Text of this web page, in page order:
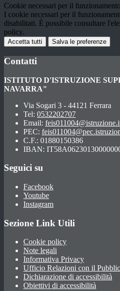
Cookie necessari per il funzionamento
I cookie necessari per il
disabilitati. È possibile consultare
policy.
Accetta tutti Salva le preferenze
Contatti
ISTITUTO D'ISTRUZIONE
NAVARRA"
Via Sogari 3 - 44121 Ferrara
Tel: 0532202707
Email:
PEC:
C.F.: 01880150386
IBAN:
Seguici su
Facebook
Youtube
Instagram
Sezione Link Utili
Cookie policy
Note legali
Informativa Privacy
Ufficio Relazioni con il
Dichiarazione di accessibilità
Obiettivi di accessibilità